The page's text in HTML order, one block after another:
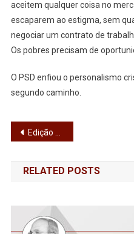
aceitem qualquer coisa no
escaparem ao estigma, sem
negociar um contrato de
Os pobres precisam de
O PSD enfiou o personalismo
segundo caminho.
Navegação
de
artigos
Edição 789 – Nas Fontainhas, o São João ganha vida e pulsão popular
RELATED POSTS